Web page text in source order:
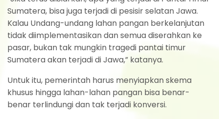
Sumatera, bisa juga terjadi di pesisir selatan Jawa.
Kalau Undang-undang lahan pangan berkelanjutan
tidak diimplementasikan dan semua diserahkan ke
pasar, bukan tak mungkin tragedi pantai timur
Sumatera akan terjadi di Jawa,” katanya.
Untuk itu, pemerintah harus menyiapkan skema
khusus hingga lahan-lahan pangan bisa benar-
benar terlindungi dan tak terjadi konversi.